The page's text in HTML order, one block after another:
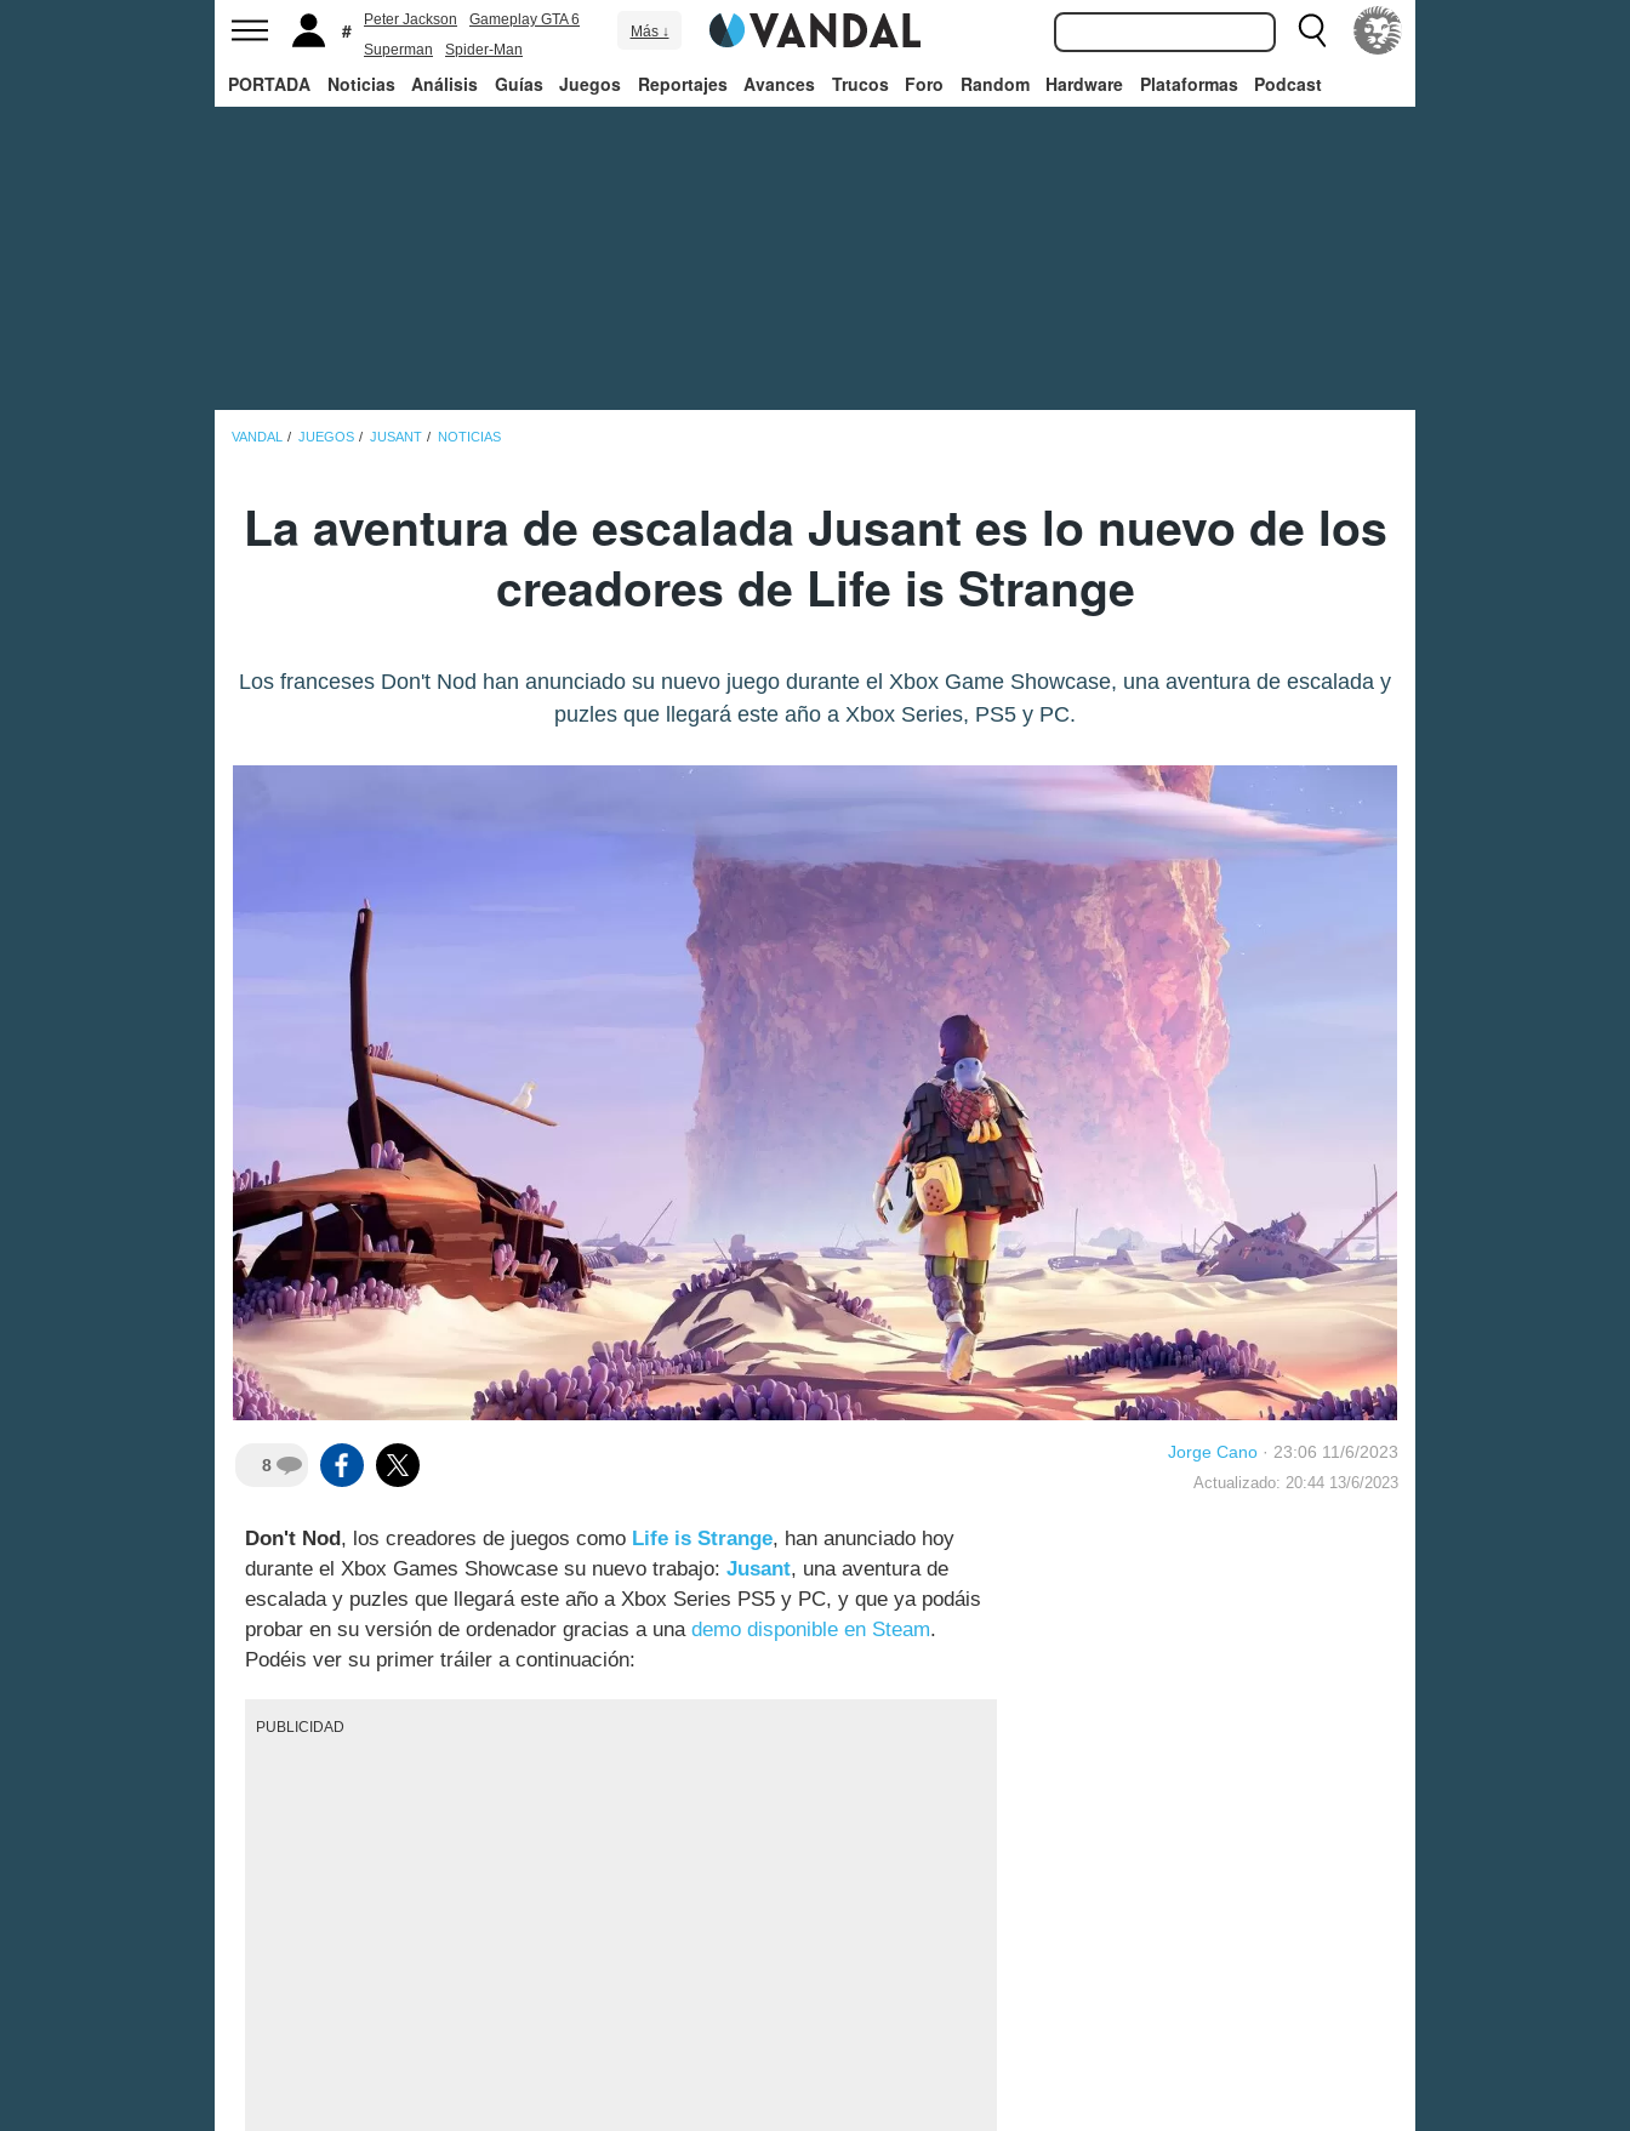
Peter Jackson
Gameplay GTA 6
Superman
Spider-Man
Más ↓
PORTADA Noticias Análisis Guías Juegos Reportajes Avances Trucos Foro Random Hardware Plataformas Podcast
VANDAL JUEGOS JUSANT NOTICIAS
La aventura de escalada Jusant es lo nuevo de los
creadores de Life is Strange
Los franceses Don't Nod han anunciado su nuevo juego durante el Xbox Game Showcase, una aventura de escalada y
puzles que llegará este año a Xbox Series, PS5 y PC.
8
Jorge Cano · 23:06 11/6/2023
Actualizado: 20:44 13/6/2023
Don't Nod , los creadores de juegos como Life is Strange, han anunciado hoy
durante el Xbox Games Showcase su nuevo trabajo: Jusant, una aventura de
escalada y puzles que llegará este año a Xbox Series PS5 y PC, y que ya podáis
probar en su versión de ordenador gracias a una demo disponible en Steam.
Podéis ver su primer tráiler a continuación:
PUBLICIDAD